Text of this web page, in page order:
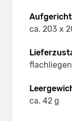
ca. 203 x
ca. 42 g